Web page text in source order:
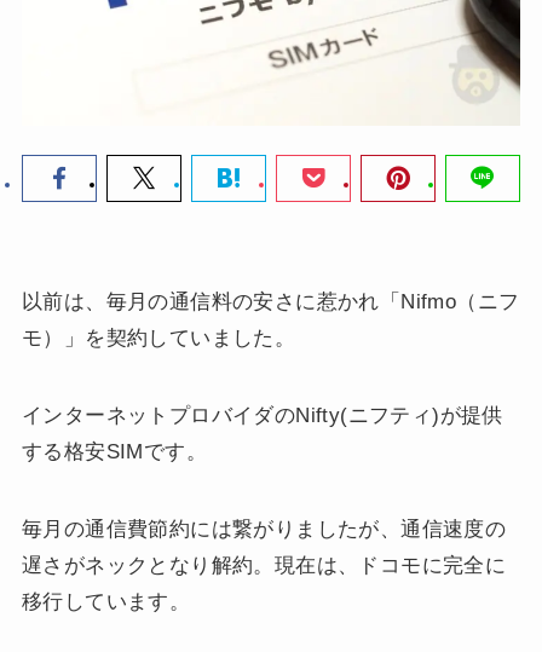
以前は、毎月の通信料の安さに惹かれ「Nifmo（ニフ
モ）」を契約していました。
インターネットプロバイダのNifty(ニフティ)が提供
する格安SIMです。
毎月の通信費節約には繋がりましたが、通信速度の
遅さがネックとなり解約。現在は、ドコモに完全に
移行しています。